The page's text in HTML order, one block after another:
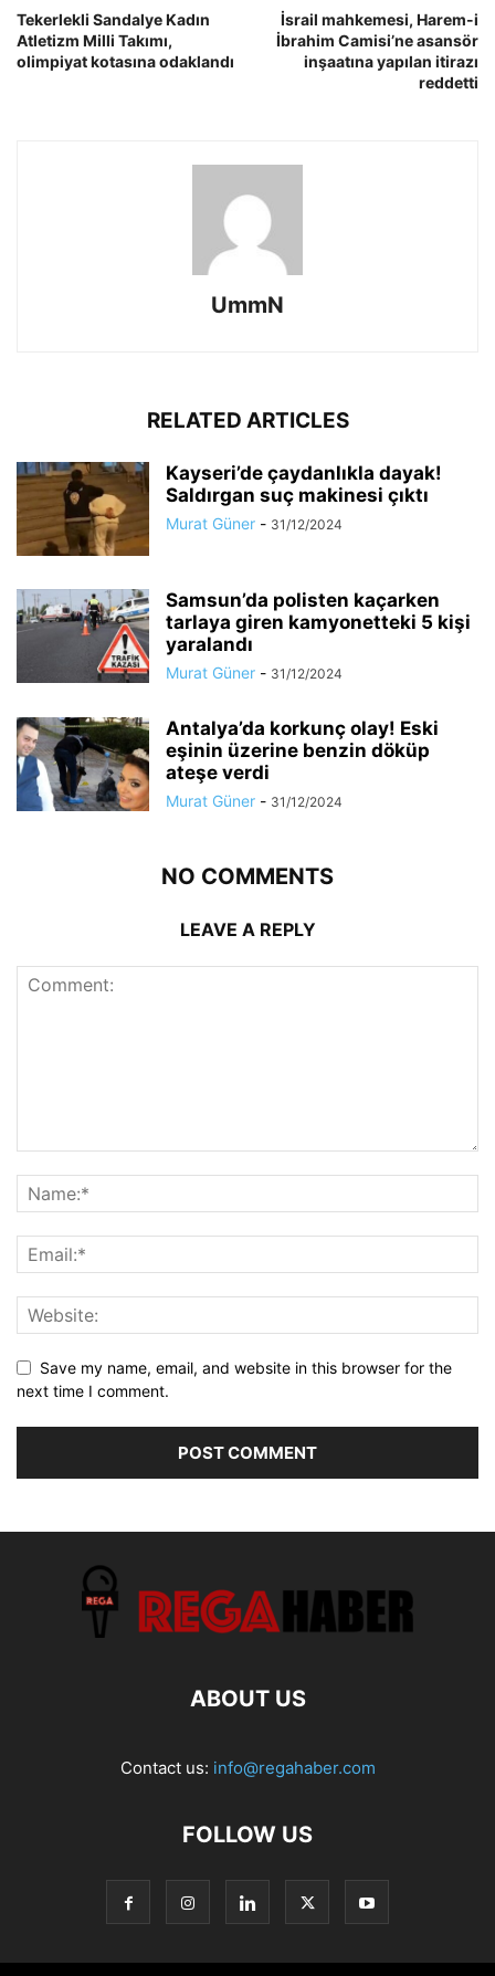
Tekerlekli Sandalye Kadın
Atletizm Milli Takımı,
olimpiyat kotasına odaklandı
İsrail mahkemesi, Harem-i
İbrahim Camisi’ne asansör
inşaatına yapılan itirazı
reddetti
UmmN
RELATED ARTICLES
Kayseri’de çaydanlıkla dayak!
Saldırgan suç makinesi çıktı
Murat Güner - 31/12/2024
Samsun’da polisten kaçarken
tarlaya giren kamyonetteki 5 kişi
yaralandı
Murat Güner - 31/12/2024
Antalya’da korkunç olay! Eski
eşinin üzerine benzin döküp
ateşe verdi
Murat Güner - 31/12/2024
NO COMMENTS
LEAVE A REPLY
Save my name, email, and website in this browser for the
next time I comment.
ABOUT US
Contact us: info@regahaber.com
FOLLOW US